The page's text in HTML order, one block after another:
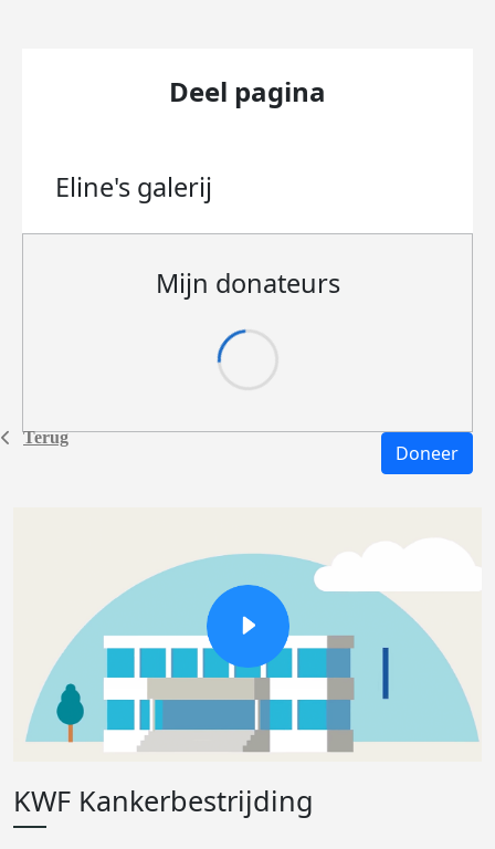
Terug
Deel pagina
Eline's galerij
Mijn donateurs
Doneer
KWF Kankerbestrijding